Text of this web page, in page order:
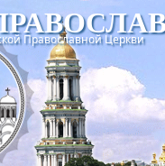
Православной Церкви